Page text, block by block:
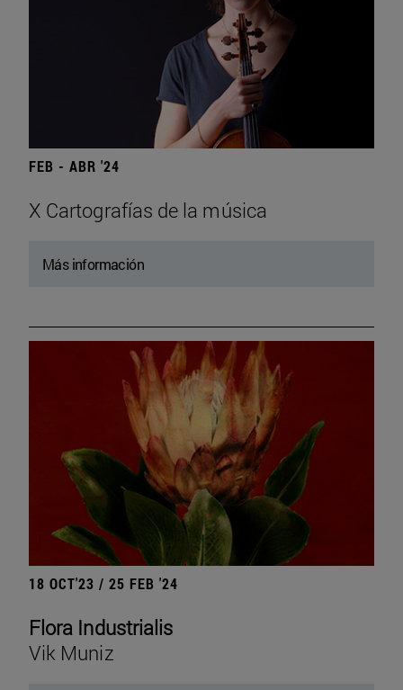
FEB - ABR '24
X Cartografías de la música
Más información
18 OCT'23 / 25 FEB '24
Flora Industrialis
Vik Muniz